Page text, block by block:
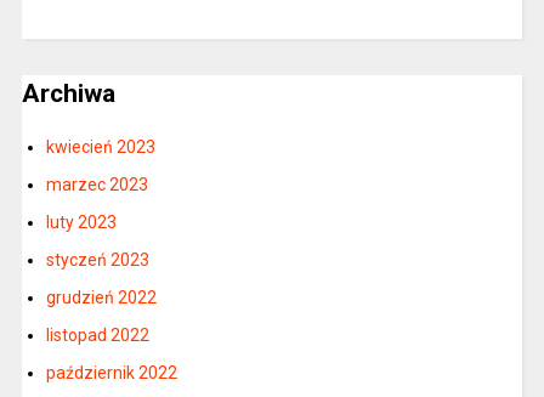
Archiwa
kwiecień 2023
marzec 2023
luty 2023
styczeń 2023
grudzień 2022
listopad 2022
październik 2022